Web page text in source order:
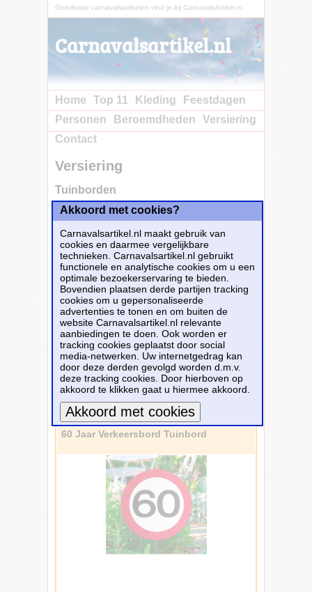
Goedkope carnavalsartikelen vind je bij CarnavalsArtikel.nl
Carnavalsartikel.nl
Home Top 11 Kleding
Feestdagen
Personen
Beroemdheden
Versiering
Contact
Versiering
Tuinborden
Alle carnavalsartikelen vantuinborden
hieronder op een rij. Je hebt ze in allerlei
verschillende soorten en maten. Goedkope
carnavalsartikelen vind je bij
CarnavalsArtikel.nl.
Verschillende Versiering
Ballonnen
3.487
Vlaggen
1.577
Decoraties
1.125
Slingers
792
Servetten
352
Confetti
311
Linten
180
Afzetlinten
98
Sjerpen
79
Serpentines
51
Posters
34
32
Spandoeken
29
Tuinborden
18
Feestpakketten
10
Wandbekleding
7
18 carnavalsartikelen - Pagina: 1
Vorige -1-2- Volgende
60 Jaar Verkeersbord Tuinbord
Akkoord met cookies?
Carnavalsartikel.nl maakt gebruik van
cookies en daarmee vergelijkbare
technieken. Carnavalsartikel.nl gebruikt
functionele en analytische cookies om u een
optimale bezoekerservaring te bieden.
Bovendien plaatsen derde partijen tracking
cookies om u gepersonaliseerde
advertenties te tonen en om buiten de
website Carnavalsartikel.nl relevante
aanbiedingen te doen. Ook worden er
tracking cookies geplaatst door social
media-netwerken. Uw internetgedrag kan
door deze derden gevolgd worden d.m.v.
deze tracking cookies. Door hierboven op
akkoord te klikken gaat u hiermee akkoord.
Meer informatie